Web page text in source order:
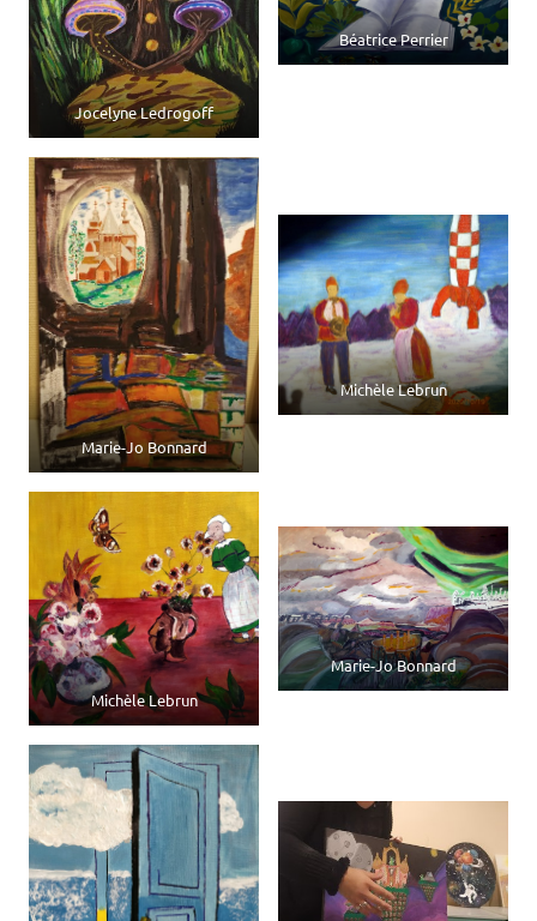
Jocelyne Ledrogoff
Béatrice Perrier
Marie-Jo Bonnard
Michèle Lebrun
Michèle Lebrun
Marie-Jo Bonnard